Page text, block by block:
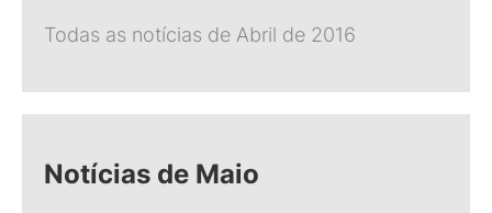
Todas as notícias de Abril de 2016
Notícias de Maio